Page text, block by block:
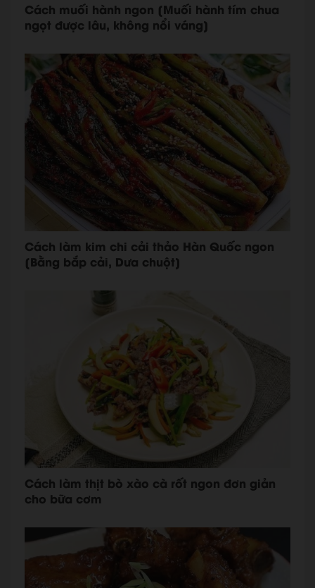
Cách muối hành ngon [Muối hành tím chua
ngọt được lâu, không nổi váng]
Cách làm kim chi cải thảo Hàn Quốc ngon
[Bằng bắp cải, Dưa chuột]
Cách làm thịt bò xào cà rốt ngon đơn giản
cho bữa cơm